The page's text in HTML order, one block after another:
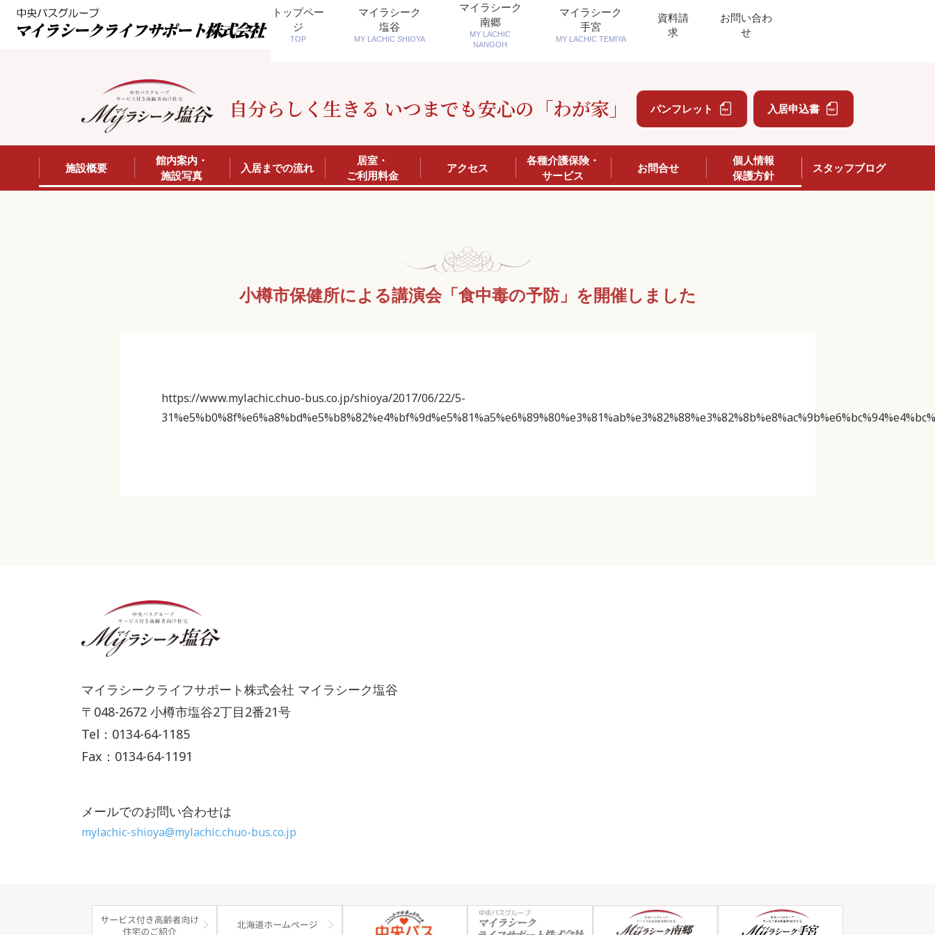
トップペー
ジ
TOP
マイラシーク
塩谷
MY LACHIC SHIOYA
マイラシーク
南郷
MY LACHIC
NANGOH
マイラシーク
手宮
MY LACHIC TEMIYA
資料請
求
お問い合わ
せ
自分らしく生きる いつまでも安心の「わが家」 パンフレット 入居申込書
施設概要
館内案内・
施設写真
入居までの流れ
居室・
ご利用料金
アクセス
各種介護保険・
サービス
お問合せ
個人情報
保護方針
スタッフブログ
小樽市保健所による講演会「食中毒の予防」を開催しました
https://www.mylachic.chuo-bus.co.jp/shioya/2017/06/22/5-
マイラシークライフサポート株式会社 マイラシーク塩谷
〒048-2672 小樽市塩谷2丁目2番21号
Tel：0134-64-1185
Fax：0134-64-1191
メールでのお問い合わせは
mylachic-shioya@mylachic.chuo-bus.co.jp